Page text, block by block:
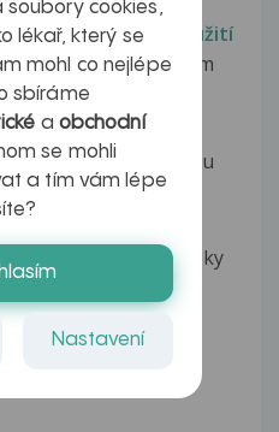
- nesprávné použití
kdyz sem si omylem
a...
na diskoteku plínku
se za poslední 4 roky
nepříjemná věc.
soubory cookies,
lékař, který se
mohl co nejlépe
sbíráme
a obchodní
se mohli
a tím vám lépe
Nastavení